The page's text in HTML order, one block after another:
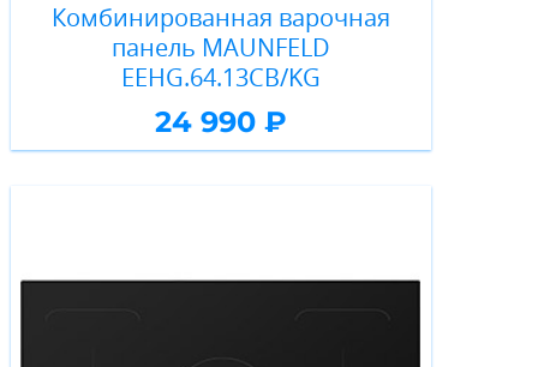
Комбинированная варочная
панель MAUNFELD
EEHG.64.13CB/KG
24 990 ₽